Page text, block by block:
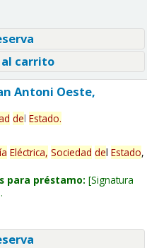
carrito
Antoni Oeste,
del Estado.
Eléctrica, Sociedad del Estado,
para préstamo: Signatura